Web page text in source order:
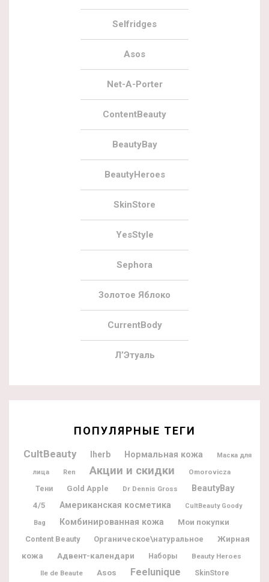
Selfridges
Asos
Net-A-Porter
ContentBeauty
BeautyBay
BeautyHeroes
SkinStore
YesStyle
Sephora
Золотое Яблоко
CurrentBody
Л’Этуаль
ПОПУЛЯРНЫЕ ТЕГИ
CultBeauty Iherb Нормальная кожа Маска для
лица Ren Акции и скидки
Omorovicza
Тени
Gold Apple Dr Dennis Gross BeautyBay
4/5 Американская косметика CultBeauty Goody
Bag Комбинированная кожа Мои покупки
Content Beauty Органическое\натуральное
Жирная
кожа
Адвент-календари Наборы
Beauty Heroes
Ile de Beaute
Asos Feelunique
SkinStore